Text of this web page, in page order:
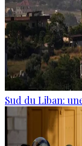
Sud du Liban: